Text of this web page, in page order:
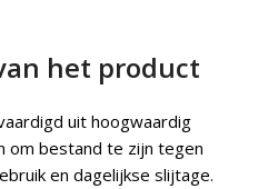
het product
uit hoogwaardig
om bestand te zijn tegen
en dagelijkse slijtage.